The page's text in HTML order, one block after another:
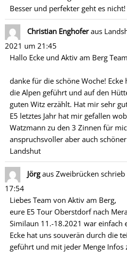
Besser und perfekter geht es nicht!
Christian Enghoferaus
2021 um 21:45
Hallo Ecke und Aktiv am Berg
danke für die schöne Woche!
die Alpen geführt und auf den
guten Witz erzählt. Hat mir sehr
E5 letztes Jahr hat mir gefallen
Watzmann zu den 3 Zinnen für
anspruchsvoller aber auch
Landshut
Jörgaus Zweibrücken schrieb
17:54
Liebes Team von Aktiv am Berg,
eure E5 Tour Oberstdorf nach
Similaun 11.-18.2021 war einfach
Ecke hat uns souverän durch die
geführt und mit jeder Menge Infos